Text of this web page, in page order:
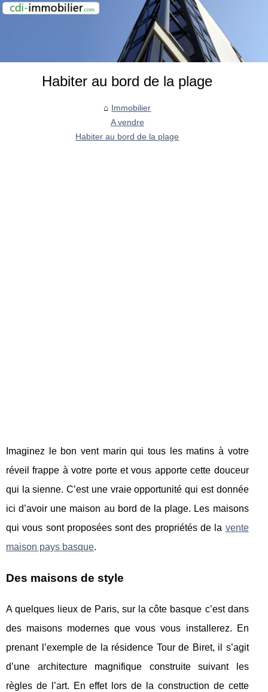
Habiter au bord de la plage
Immobilier
A vendre
Habiter au bord de la plage
Imaginez le bon vent marin qui tous les matins à votre
réveil frappe à votre porte et vous apporte cette douceur
qui la sienne. C’est une vraie opportunité qui est donnée
ici d’avoir une maison au bord de la plage. Les maisons
qui vous sont proposées sont des propriétés de la vente
maison pays basque.
Des maisons de style
A quelques lieux de Paris, sur la côte basque c’est dans
des maisons modernes que vous vous installerez. En
prenant l’exemple de la résidence Tour de Biret, il s’agit
d’une architecture magnifique construite suivant les
règles de l’art. En effet lors de la construction de cette